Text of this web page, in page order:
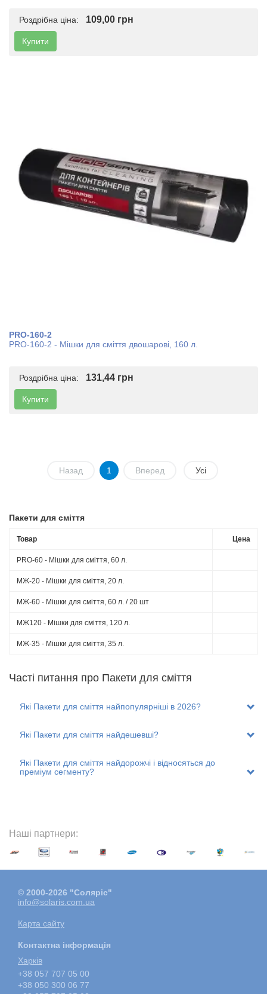
Роздрібна ціна: 109,00 грн
Купити
PRO-160-2
PRO-160-2 - Мішки для сміття двошарові, 160 л.
Роздрібна ціна: 131,44 грн
Купити
Назад 1 Вперед Усі
Пакети для сміття
Товар Цена
PRO-60 - Мішки для сміття, 60 л.
МЖ-20 - Мішки для сміття, 20 л.
МЖ-60 - Мішки для сміття, 60 л. / 20 шт
МЖ120 - Мішки для сміття, 120 л.
МЖ-35 - Мішки для сміття, 35 л.
Часті питання пpo Пакети для сміття
Які Пакети для сміття найпопулярніші в 2026?
Які Пакети для сміття найдешевші?
Які Пакети для сміття найдорожчі і відносяться до
преміум сегменту?
Наші партнери:
© 2000-2026 "Соляріс"
info@solaris.com.ua
Карта сайту
Контактна інформація
Харкiв
+38 057 707 05 00
+38 050 300 06 77